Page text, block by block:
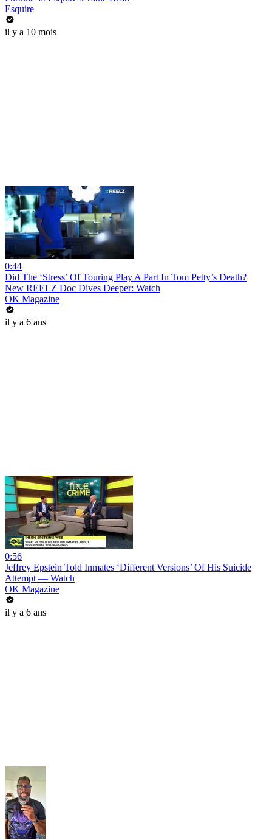
Esquire
il y a 10 mois
0:44
Did The ‘Stress’ Of Touring Play A Part In Tom Petty’s Death?
New REELZ Doc Dives Deeper: Watch
OK Magazine
il y a 6 ans
0:56
Jeffrey Epstein Told Inmates ‘Different Versions’ Of His Suicide
Attempt — Watch
OK Magazine
il y a 6 ans